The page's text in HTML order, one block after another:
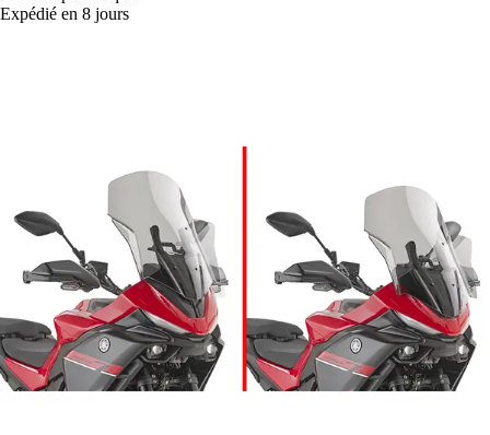
Expédié en 8 jours